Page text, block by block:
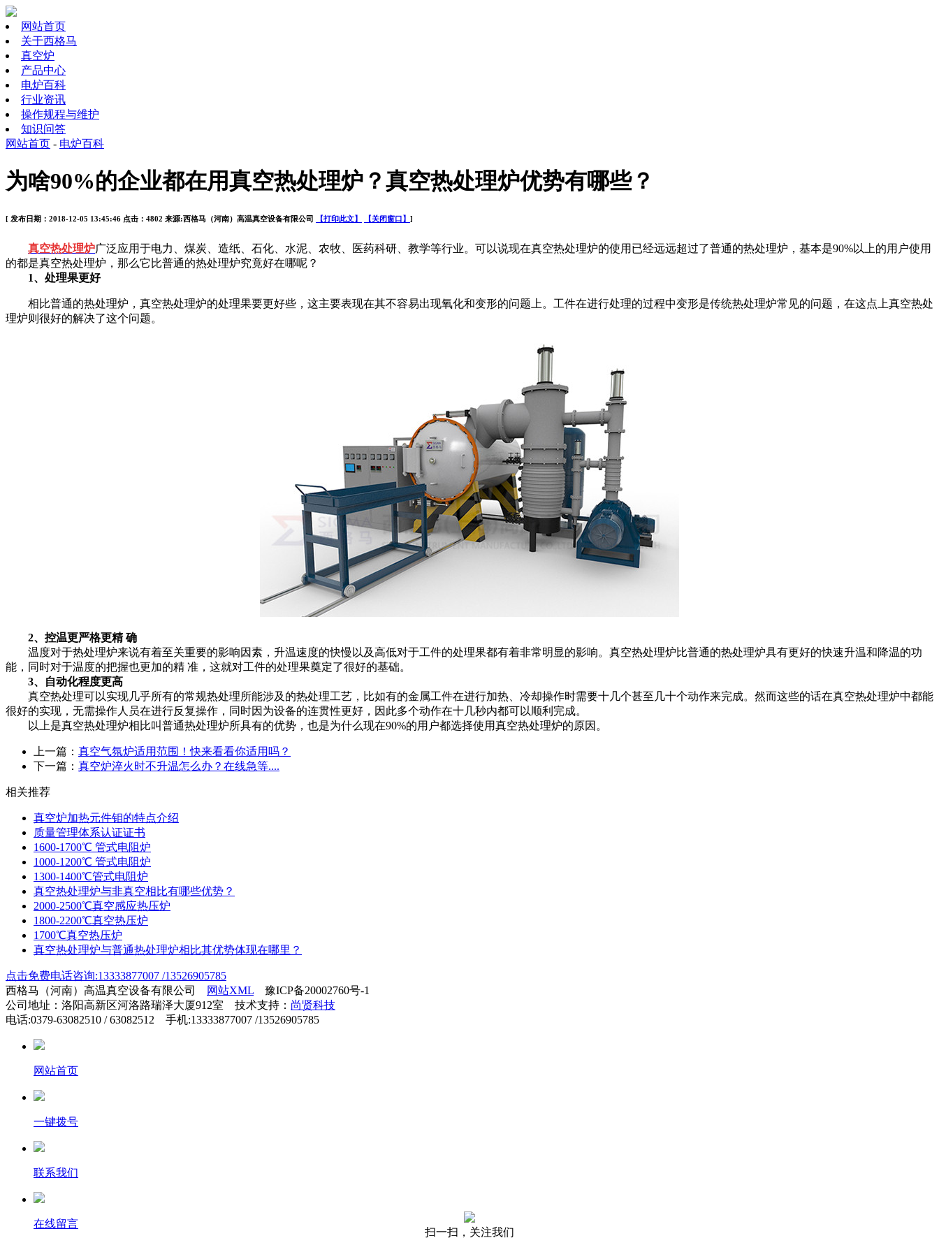
网站首页
关于西格马
真空炉
产品中心
电炉百科
行业资讯
操作规程与维护
知识问答
网站首页 - 电炉百科
为啥90%的企业都在用真空热处理炉？真空热处理炉优势有哪些？
[ 发布日期：2018-12-05 13:45:46 点击：4802 来源:西格马（河南）高温真空设备有限公司 【打印此文】 【关闭窗口】 ]
真空热处理炉广泛应用于电力、煤炭、造纸、石化、水泥、农牧、医药科研、教学等行业。可以说现在真空热处理炉的使用已经远远超过了普通的热处理炉，基本是90%以上的用户使用
的都是真空热处理炉，那么它比普通的热处理炉究竟好在哪呢？
1、处理果更好
相比普通的热处理炉，真空热处理炉的处理果要更好些，这主要表现在其不容易出现氧化和变形的问题上。工件在进行处理的过程中变形是传统热处理炉常见的问题，在这点上真空热处
理炉则很好的解决了这个问题。
2、控温更严格更精 确
温度对于热处理炉来说有着至关重要的影响因素，升温速度的快慢以及高低对于工件的处理果都有着非常明显的影响。真空热处理炉比普通的热处理炉具有更好的快速升温和降温的功
能，同时对于温度的把握也更加的精 准，这就对工件的处理果奠定了很好的基础。
3、自动化程度更高
真空热处理可以实现几乎所有的常规热处理所能涉及的热处理工艺，比如有的金属工件在进行加热、冷却操作时需要十几个甚至几十个动作来完成。然而这些的话在真空热处理炉中都能
很好的实现，无需操作人员在进行反复操作，同时因为设备的连贯性更好，因此多个动作在十几秒内都可以顺利完成。
以上是真空热处理炉相比叫普通热处理炉所具有的优势，也是为什么现在90%的用户都选择使用真空热处理炉的原因。
上一篇： 真空气氛炉适用范围！快来看看你适用吗？
下一篇： 真空炉淬火时不升温怎么办？在线急等....
相关推荐
真空炉加热元件钼的特点介绍
质量管理体系认证证书
1600-1700℃ 管式电阻炉
1000-1200℃ 管式电阻炉
1300-1400℃管式电阻炉
真空热处理炉与非真空相比有哪些优势？
2000-2500℃真空感应热压炉
1800-2200℃真空热压炉
1700℃真空热压炉
真空热处理炉与普通热处理炉相比其优势体现在哪里？
点击免费电话咨询:13333877007 /13526905785
西格马（河南）高温真空设备有限公司
网站XML 豫ICP备20002760号-1
公司地址：洛阳高新区河洛路瑞泽大厦912室 技术支持： 尚贤科技
电话:0379-63082510 / 63082512 手机:13333877007 /13526905785
网站首页
一键拨号
联系我们
在线留言
扫一扫，关注我们